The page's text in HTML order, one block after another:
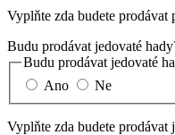
Vyplňte zda budete prodávat
Budu prodávat jedovaté
Budu prodávat jedovaté
Ano
Ne
Vyplňte zda budete prodávat